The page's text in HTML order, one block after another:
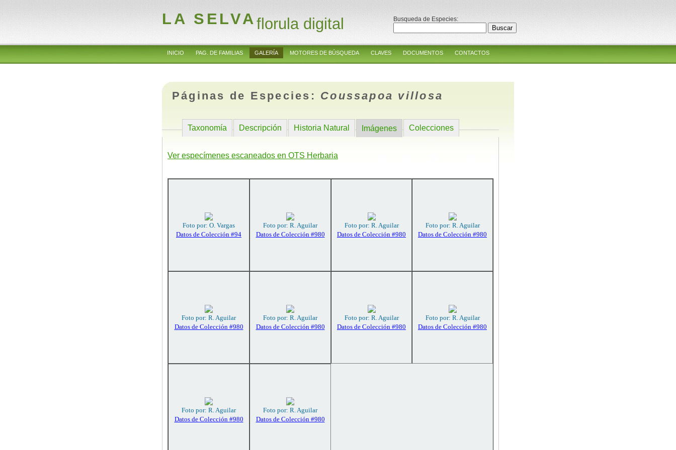
LA SELVAflorula digital Busqueda de Especies:
INICIO PAG. DE FAMILIAS GALERÍA MOTORES DE BÚSQUEDA CLAVES DOCUMENTOS CONTACTOS
Páginas de Especies: Coussapoa villosa
Taxonomía Descripción Historia Natural Imágenes Colecciones
Ver especímenes escaneados en OTS Herbaria
Foto por: O. Vargas
Datos de Colección #94
Foto por: R. Aguilar
Datos de Colección #980
Foto por: R. Aguilar
Datos de Colección #980
Foto por: R. Aguilar
Datos de Colección #980
Foto por: R. Aguilar
Datos de Colección #980
Foto por: R. Aguilar
Datos de Colección #980
Foto por: R. Aguilar
Datos de Colección #980
Foto por: R. Aguilar
Datos de Colección #980
Foto por: R. Aguilar
Datos de Colección #980
Foto por: R. Aguilar
Datos de Colección #980